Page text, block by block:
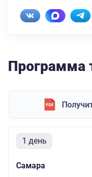
Программа
1 день
Самара